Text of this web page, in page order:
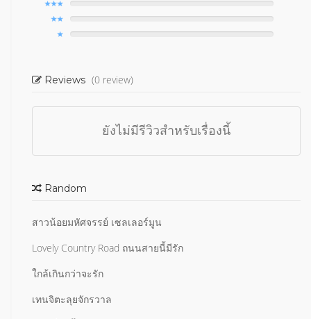
Reviews (0 review)
ยังไม่มีรีวิวสำหรับเรื่องนี้
Random
สาวน้อยมหัศจรรย์ เซลเลอร์มูน
Lovely Country Road ถนนสายนี้มีรัก
ใกล้เกินกว่าจะรัก
เทนจิตะลุยจักรวาล